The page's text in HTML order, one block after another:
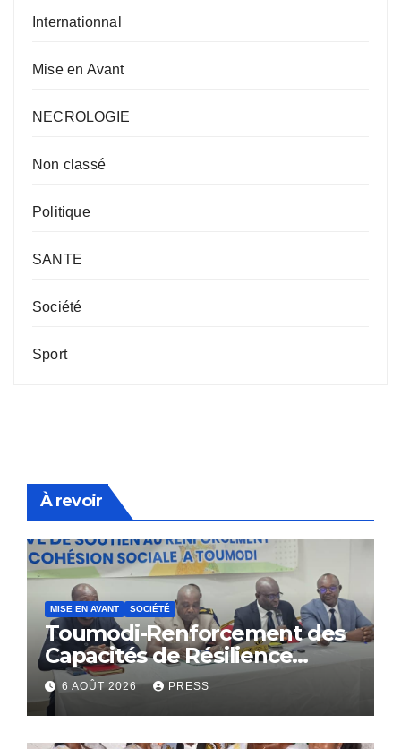
Internationnal
Mise en Avant
NECROLOGIE
Non classé
Politique
SANTE
Société
Sport
À revoir
MISE EN AVANT SOCIÉTÉ
Toumodi-Renforcement des
Capacités de Résilience
Communautaire
6 AOÛT 2026 PRESS